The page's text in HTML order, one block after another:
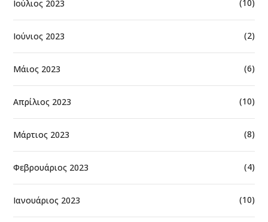
Ιούλιος 2023 (10)
Ιούνιος 2023 (2)
Μάιος 2023 (6)
Απρίλιος 2023 (10)
Μάρτιος 2023 (8)
Φεβρουάριος 2023 (4)
Ιανουάριος 2023 (10)